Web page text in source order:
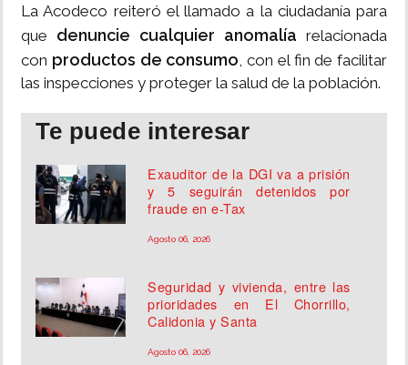
La Acodeco reiteró el llamado a la ciudadanía para
que denuncie cualquier anomalía relacionada
con productos de consumo, con el fin de facilitar
las inspecciones y proteger la salud de la población.
Te puede interesar
Exauditor de la DGI va a prisión
y 5 seguirán detenidos por
fraude en e-Tax
Agosto 06, 2026
Seguridad y vivienda, entre las
prioridades en El Chorrillo,
Calidonia y Santa
Agosto 06, 2026